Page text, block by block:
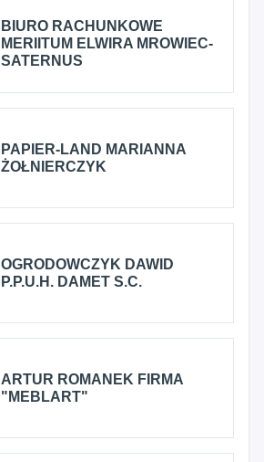
BIURO RACHUNKOWE
MERIITUM ELWIRA MROWIEC-
SATERNUS
PAPIER-LAND MARIANNA
ŻOŁNIERCZYK
OGRODOWCZYK DAWID
P.P.U.H. DAMET S.C.
ARTUR ROMANEK FIRMA
"MEBLART"